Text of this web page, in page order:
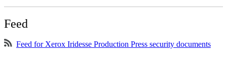
Feed
Feed for Xerox Iridesse Production Press security documents